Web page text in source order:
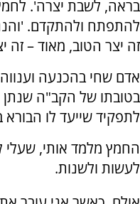
בראה, לשבת יצרה'.
להתפתח ולהתקדם.
זה יצר הטוב, מאוד – זה
אדם שחי בהכנעה
בטובתו של הקב"ה שנתן
לתפקיד שייעד לו הבורא
החמץ מלמד אותי, שעלי
לעשות ולשנות.